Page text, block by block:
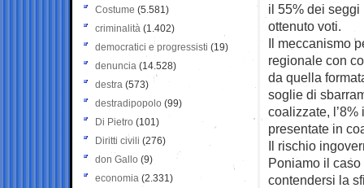
il 55% dei
ottenuto voti.
Il meccanismo
regionale con
da quella
soglie di
coalizzate,
presentate in
Il rischio
Poniamo il
contendersi la
Costume (5.581)
criminalità (1.402)
democratici e progressisti (19)
denuncia (14.528)
destra (573)
destradipopolo (99)
Di Pietro (101)
Diritti civili (276)
don Gallo (9)
economia (2.331)